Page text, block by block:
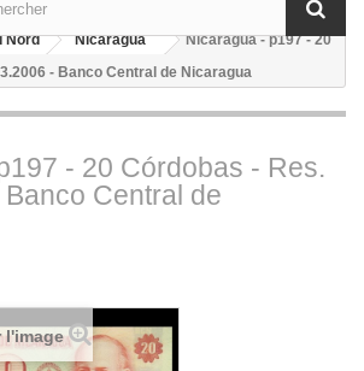
Nord Nicaragua
Nicaragua - p197 - 20
- Banco Central de Nicaragua
- 20 Córdobas - Res.
Central de
l'image